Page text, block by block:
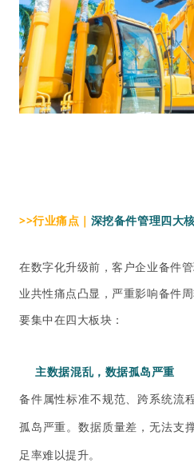
>>行业痛点｜ 深挖备件管理四大
在数字化升级前，客户企业备件
业共性痛点凸显，严重影响备件
要集中在四大板块：
主数据混乱， 数据孤岛严重
备件属性标准不规范、跨系统流
孤岛严重。数据质量差，无法支
足率难以提升。